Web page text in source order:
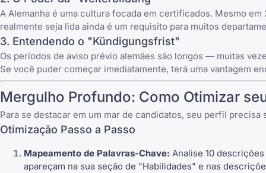
A Alemanha é uma cultura focada em certificados. Mesmo
realmente seja lida ainda é um requisito para muitos
3. Entendendo o "Kündigungsfrist"
Os períodos de aviso prévio alemães são longos — muitas
Se você puder começar imediatamente, terá uma vantagem
Mergulho Profundo: Como Otimizar
Para se destacar em um mar de candidatos, seu perfil
Otimização Passo a Passo
Mapeamento de Palavras-Chave: Analise 10
apareçam na sua seção de "Habilidades" e nas